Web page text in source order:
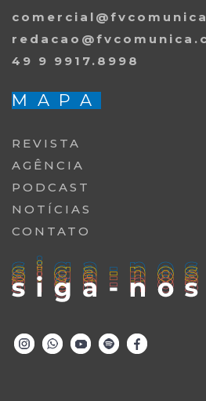
49 9 9917.8998
MAPA
REVISTA
AGÊNCIA
PODCAST
NOTÍCIAS
CONTATO